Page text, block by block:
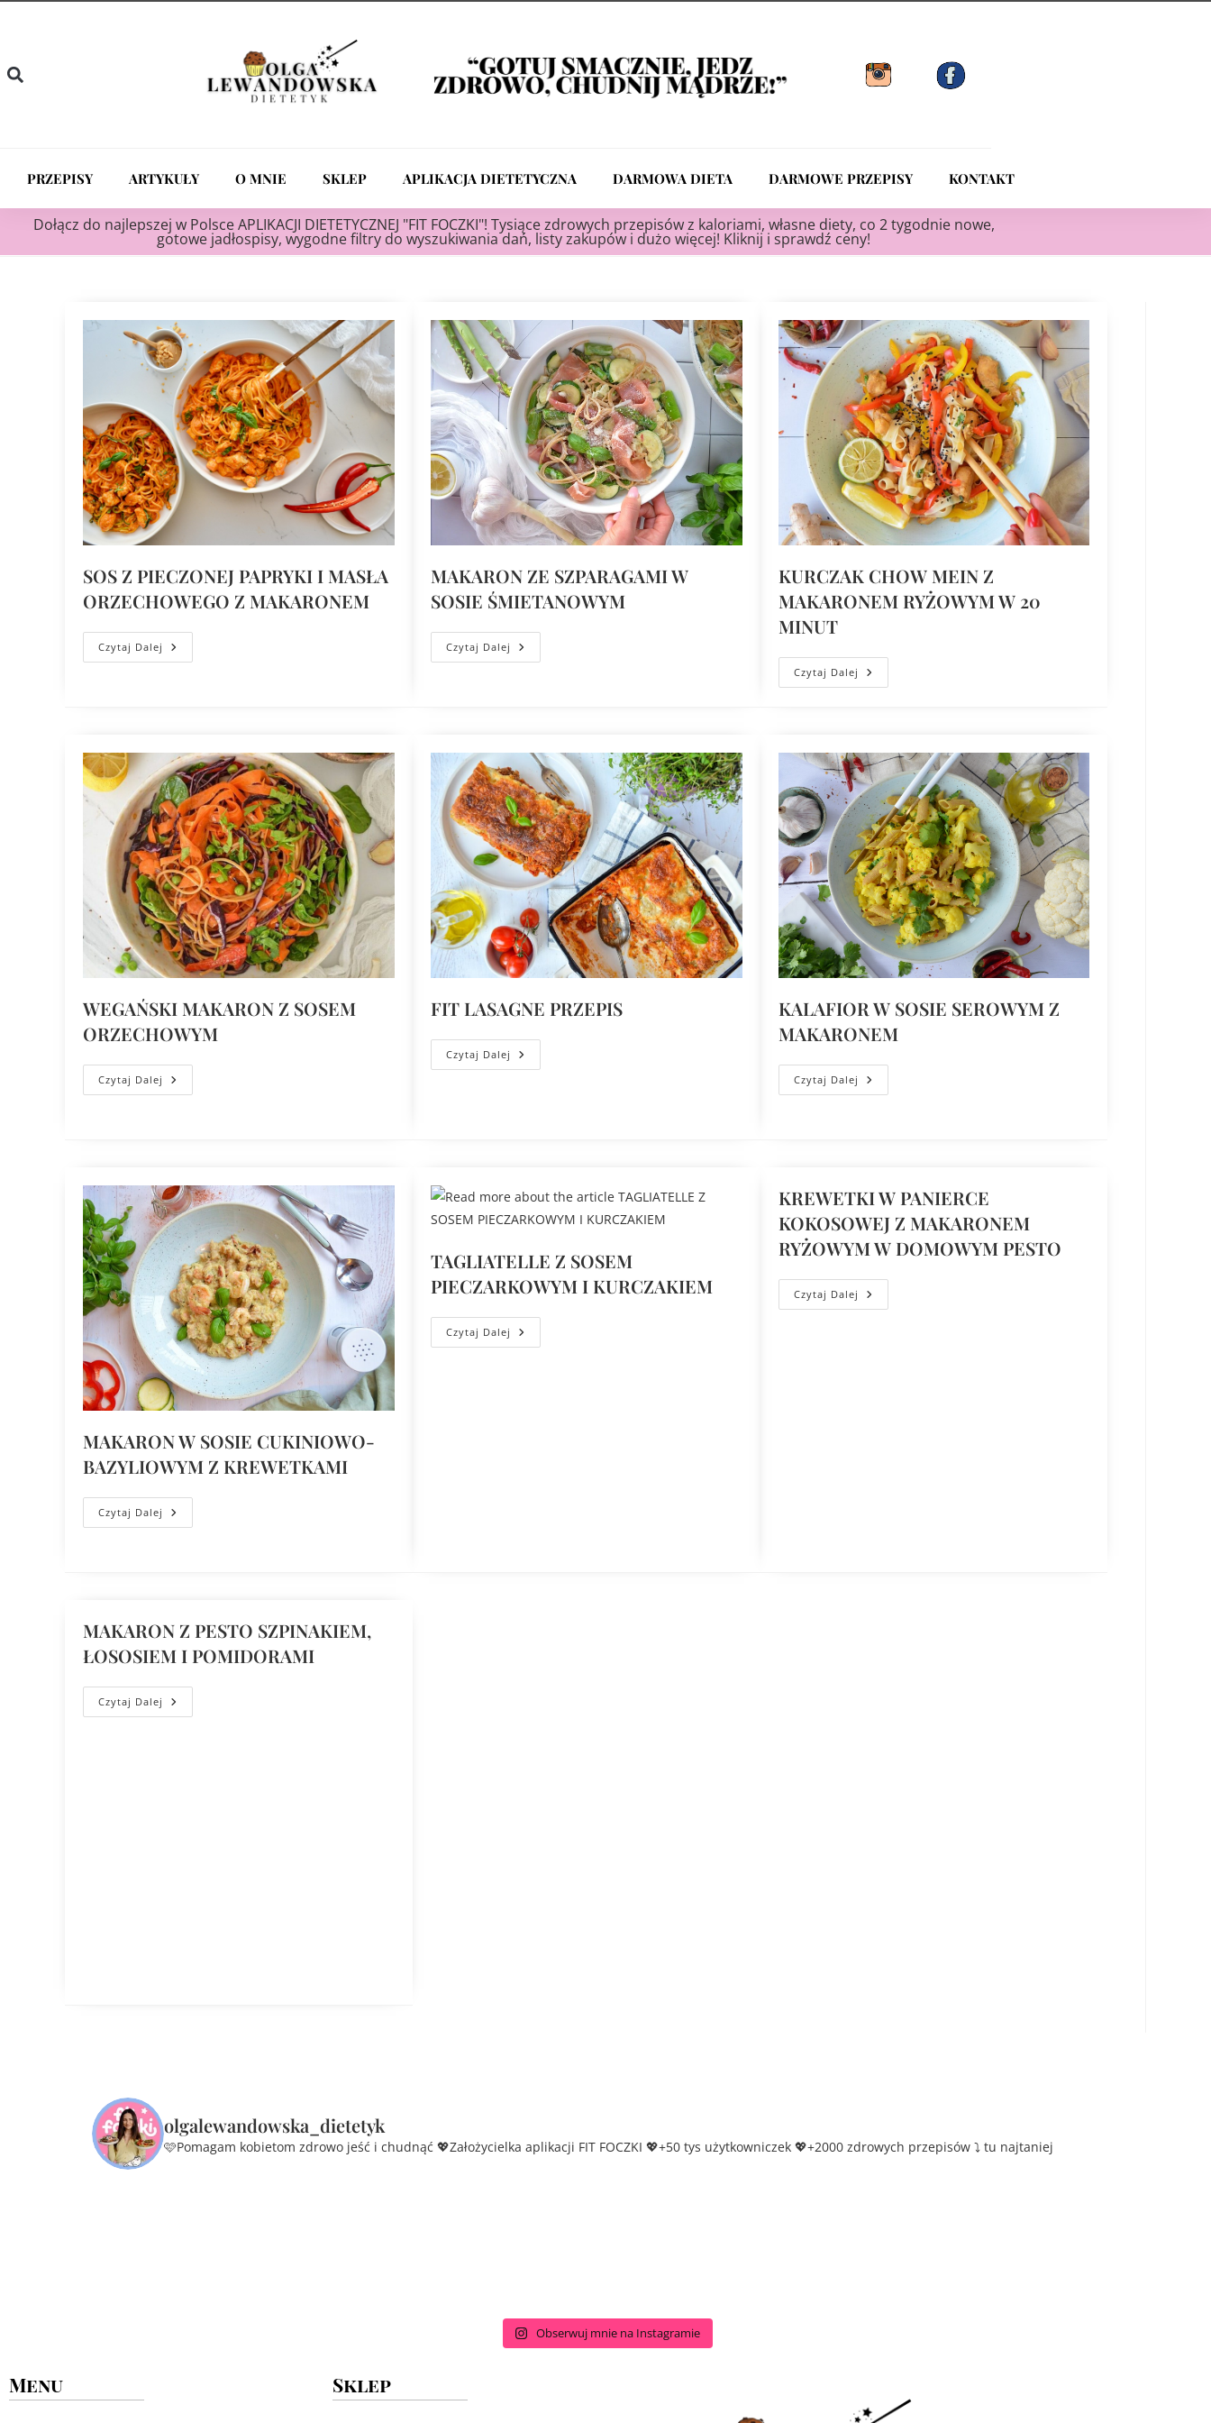
PRZEPISY ARTYKUŁY O MNIE SKLEP APLIKACJA DIETETYCZNA DARMOWA DIETA DARMOWE PRZEPISY KONTAKT
Dołącz do najlepszej w Polsce APLIKACJI DIETETYCZNEJ "FIT FOCZKI"! Tysiące zdrowych przepisów z kaloriami, własne diety, co 2 tygodnie nowe,
gotowe jadłospisy, wygodne filtry do wyszukiwania dań, listy zakupów i dużo więcej! Kliknij i sprawdź ceny!
SOS Z PIECZONEJ PAPRYKI I MASŁA
ORZECHOWEGO Z MAKARONEM
Czytaj Dalej
MAKARON ZE SZPARAGAMI W
SOSIE ŚMIETANOWYM
Czytaj Dalej
KURCZAK CHOW MEIN Z
MAKARONEM RYŻOWYM W 20
MINUT
Czytaj Dalej
WEGAŃSKI MAKARON Z SOSEM
ORZECHOWYM
Czytaj Dalej
FIT LASAGNE PRZEPIS
Czytaj Dalej
KALAFIOR W SOSIE SEROWYM Z
MAKARONEM
Czytaj Dalej
MAKARON W SOSIE CUKINIOWO-
BAZYLIOWYM Z KREWETKAMI
Czytaj Dalej
TAGLIATELLE Z SOSEM
PIECZARKOWYM I KURCZAKIEM
Czytaj Dalej
KREWETKI W PANIERCE
KOKOSOWEJ Z MAKARONEM
RYŻOWYM W DOMOWYM PESTO
Czytaj Dalej
MAKARON Z PESTO SZPINAKIEM,
ŁOSOSIEM I POMIDORAMI
Czytaj Dalej
olgalewandowska_dietetyk
🩷Pomagam kobietom zdrowo jeść i chudnąć 💖Założycielka aplikacji FIT FOCZKI 💖+50 tys użytkowniczek 💖+2000 zdrowych przepisów ⤵️ tu najtaniej
Obserwuj mnie na Instagramie
Menu Sklep